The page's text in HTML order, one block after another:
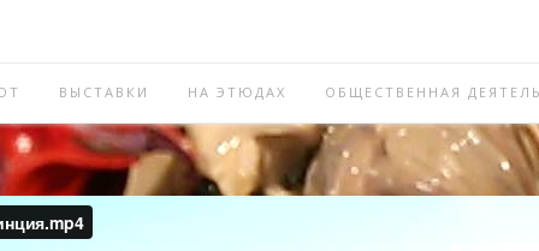
ВЫСТАВКИ НА ЭТЮДАХ ОБЩЕСТВЕННАЯ